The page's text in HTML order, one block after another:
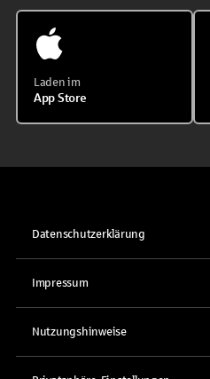
Laden im
App Store
Datenschutzerklärung
Impressum
Nutzungshinweise